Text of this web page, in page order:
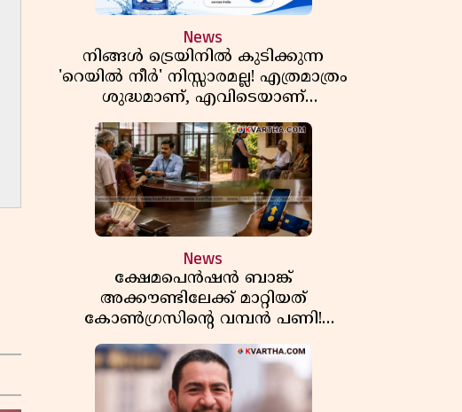
News
നിങ്ങൾ ട്രെയിനിൽ കുടിക്കുന്ന
'റെയിൽ നീർ' നിസ്സാരമല്ല! എത്രമാത്രം
ശുദ്ധമാണ്, എവിടെയാണ്
ഉണ്ടാക്കുന്നത്? നിർമാണ രഹസ്യങ്ങൾ
അത്ഭുതപ്പെടുത്തും
News
ക്ഷേമപെൻഷൻ ബാങ്ക്
അക്കൗണ്ടിലേക്ക് മാറ്റിയത്
കോൺഗ്രസിന്റെ വമ്പൻ പണി!
സഹകരണ സംഘങ്ങളെ
ഒഴിവാക്കുമ്പോൾ വലിയ തിരിച്ചടി
സിപിഎമ്മിന്? നഷ്ടമാകുന്നത് ജനകീയ
അടിത്തറ!